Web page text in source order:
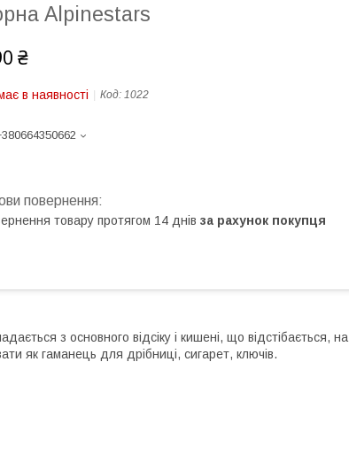
Alpinestars
₴
в наявності Код: 1022
товару протягом 14 днів за рахунок покупця
з основного відсіку і кишені, що відстібається, на
як гаманець для дрібниці, сигарет, ключів.